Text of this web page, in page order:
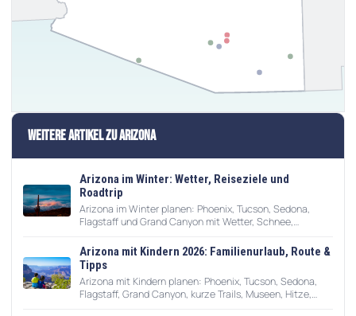
Weitere Artikel zu Arizona
Arizona im Winter: Wetter, Reiseziele und
Roadtrip
Arizona im Winter planen: Phoenix, Tucson, Sedona,
Flagstaff und Grand Canyon mit Wetter, Schnee,
Arizona mit Kindern 2026: Familienurlaub, Route &
Tipps
Arizona mit Kindern planen: Phoenix, Tucson, Sedona,
Flagstaff, Grand Canyon, kurze Trails, Museen, Hitze,